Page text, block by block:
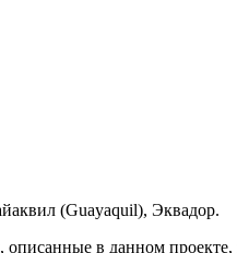
(Guayaquil), Эквадор.
в данном проекте,